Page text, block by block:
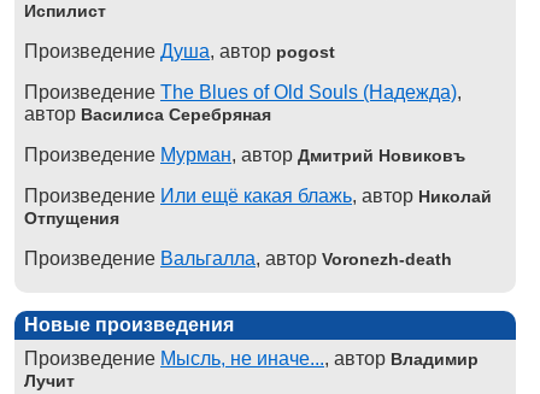
Испилист
Произведение Душа, автор pogost
Произведение The Blues of Old Souls (Надежда),
автор Василиса Серебряная
Произведение Мурман, автор Дмитрий Новиковъ
Произведение Или ещё какая блажь, автор Николай
Отпущения
Произведение Вальгалла, автор Voronezh-death
Новые произведения
Произведение Мысль, не иначе..., автор Владимир
Лучит